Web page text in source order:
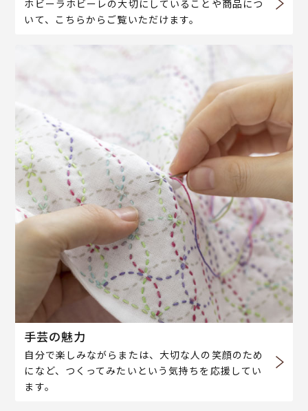
ホビーラホビーレの大切にしていることや商品につ
いて、こちらからご覧いただけます。
手芸の魅力
自分で楽しみながらまたは、大切な人の笑顔のため
になど、つくってみたいという気持ちを応援してい
ます。